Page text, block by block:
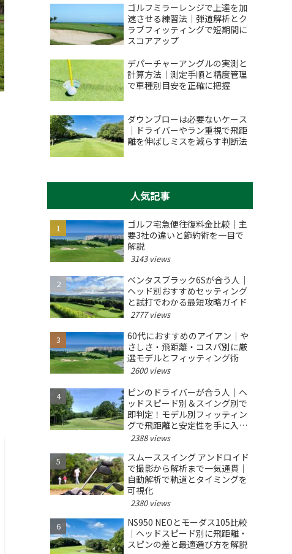
ゴルフミラーレンジで上達を加
速させる練習法｜弾道解析とク
ラブフィッティングで短期間に
スコアアップ
デパーチャーアングルの実測と
計算方法｜測定手順と精度管理
で車種別目安を正確に把握
ダウンブローは必要ないケース
｜ドライバーやラン重視で飛距
離を伸ばしミスを減らす判断法
人気記事
ゴルフ宅急便往復料金比較｜主
要3社の違いと節約術を一目で
解説
3143 views
ベンタスブラック6Sが合う人｜
ヘッド別おすすめセッティング
と試打でわかる最短攻略ガイド
2777 views
60代におすすめのアイアン｜や
さしさ・飛距離・コスパ別に厳
選モデルとフィッティング術
2600 views
ピンのドライバーが合う人｜ヘ
ッドスピード別＆スイング別で
即判定！モデル別フィッティン
グで飛距離と安定性を手に入れ
る
2388 views
スムーススイング アンドロイド
で撮影から解析まで一気通貫｜
自動解析で軌道とタイミングを
可視化
2380 views
NS950 NEOとモーダス105比較
｜ヘッドスピード別に飛距離・
スピンの差と最適選び方を解説